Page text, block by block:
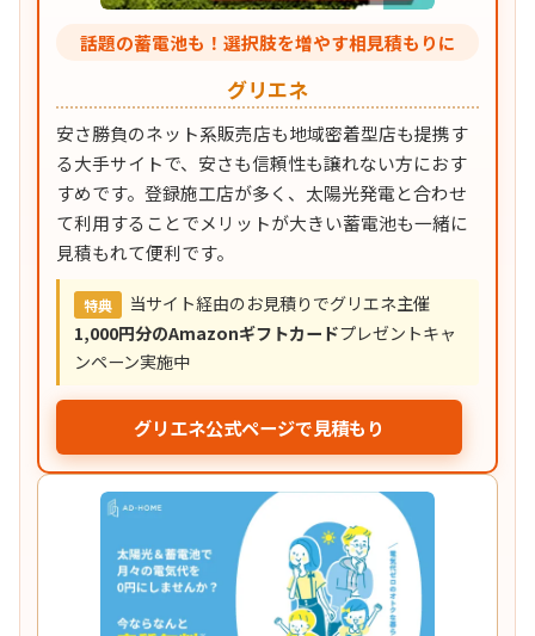
話題の蓄電池も！選択肢を増やす相見積もりに
グリエネ
安さ勝負のネット系販売店も地域密着型店も提携す
る大手サイトで、安さも信頼性も譲れない方におす
すめです。登録施工店が多く、太陽光発電と合わせ
て利用することでメリットが大きい蓄電池も一緒に
見積もれて便利です。
特典
当サイト経由のお見積りでグリエネ主催
1,000円分のAmazonギフトカードプレゼントキャ
ンペーン実施中
グリエネ公式ページで見積もり